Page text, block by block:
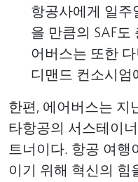
항공사에게 일주
을 만큼의 SAF도
어버스는 또한
디맨드 컨소시엄
한편, 에어버스는 지
타항공의 서스테이
트너이다. 항공 여행
이기 위해 혁신의 힘